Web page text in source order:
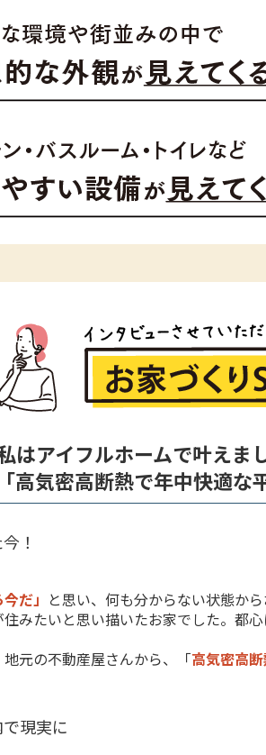
はアイフルホームで叶えま
「高気密高断熱で年中快適な
今！
だ」 と思い、何も分からない状態か
みたいと思い描いたお家でした。都
元の不動産屋さんから、「高気密高
現実に